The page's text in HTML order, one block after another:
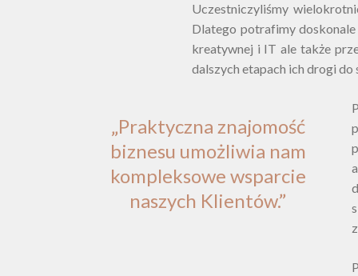
Uczestniczyliśmy
Dlatego potrafimy
kreatywnej i IT ale także
dalszych etapach ich drogi do
„Praktyczna znajomość
biznesu umożliwia nam
kompleksowe wsparcie
naszych Klientów.”